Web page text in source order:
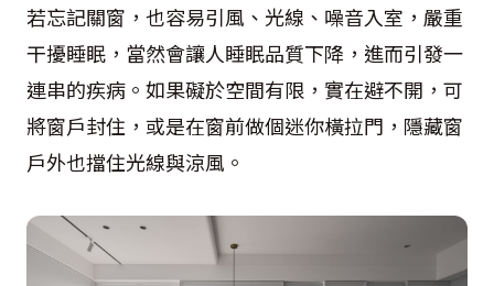
若忘記關窗，也容易引風、光線、噪音入室，嚴重
干擾睡眠，當然會讓人睡眠品質下降，進而引發一
連串的疾病。如果礙於空間有限，實在避不開，可
將窗戶封住，或是在窗前做個迷你橫拉門，隱藏窗
戶外也擋住光線與涼風。